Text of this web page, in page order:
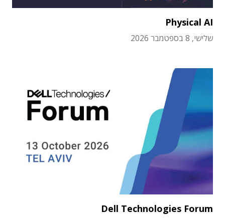
Physical AI
שלישי, 8 בספטמבר 2026
Dell Technologies Forum